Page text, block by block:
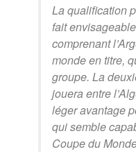
La qualification
fait
comprenant
monde en titre,
groupe. La
jouera entre
léger avantage
qui semble
Coupe du